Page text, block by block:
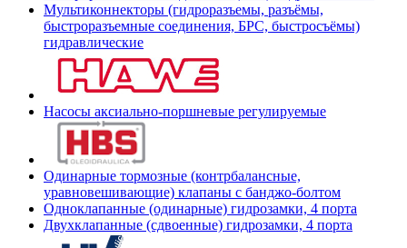
Мультиконнекторы (гидроразъемы, разъёмы,
быстроразъемные соединения, БРС, быстросъёмы)
гидравлические
Насосы аксиально-поршневые регулируемые
Одинарные тормозные (контрбалансные,
уравновешивающие) клапаны с банджо-болтом
Одноклапанные (одинарные) гидрозамки, 4 порта
Двухклапанные (сдвоенные) гидрозамки, 4 порта